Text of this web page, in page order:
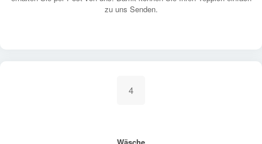
zu uns Senden.
4
Wäsche